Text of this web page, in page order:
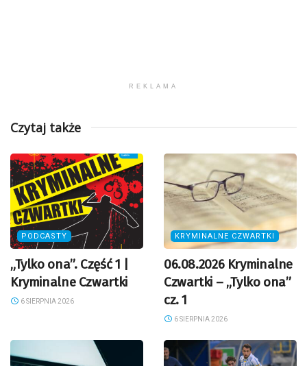
REKLAMA
Czytaj także
PODCASTY
„Tylko ona”. Część 1 |
Kryminalne Czwartki
6 SIERPNIA 2026
KRYMINALNE CZWARTKI
06.08.2026 Kryminalne
Czwartki – „Tylko ona”
cz. 1
6 SIERPNIA 2026